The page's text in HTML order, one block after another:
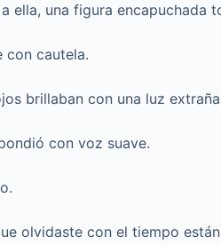
ella, una figura encapuchada
con cautela.
brillaban con una luz
con voz suave.
olvidaste con el tiempo